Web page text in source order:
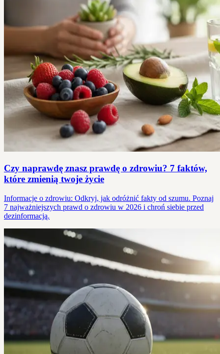
Czy naprawdę znasz prawdę o zdrowiu? 7 faktów,
które zmienią twoje życie
Informacje o zdrowiu: Odkryj, jak odróżnić fakty od szumu. Poznaj
7 najważniejszych prawd o zdrowiu w 2026 i chroń siebie przed
dezinformacją.